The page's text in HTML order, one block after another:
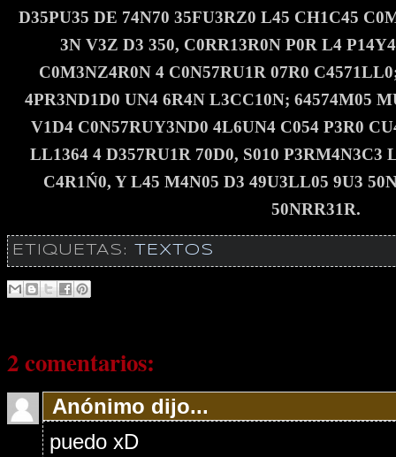
D35PU35 DE 74N70 35FU3RZ0 L45 CH1C45
3N V3Z D3 350, C0RR13R0N P0R L4
C0M3NZ4R0N 4 C0N57RU1R 07R0
4PR3ND1D0 UN4 6R4N L3CC10N; 64574M05
V1D4 C0N57RUY3ND0 4L6UN4 C054 P3R0
LL1364 4 D357RU1R 70D0, S010 P3RM4N3C3
C4R1Ń0, Y L45 M4N05 D3 49U3LL05 9U3
50NRR31R.
ETIQUETAS: TEXTOS
2 comentarios:
Anónimo dijo...
puedo xD